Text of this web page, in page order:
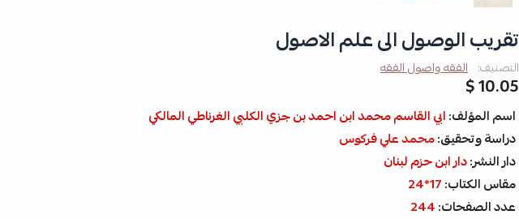
تقريب الوصول الى علم الاصول
التصنيف: الفقه واصول الفقه
10.05 $
اسم المؤلف:ابي القاسم محمد ابن احمد بن جزي الكلبي الغرناطي المالكي
دراسة وتحقيق:محمد علي فركوس
دار النشر:دار ابن حزم لبنان
مقاس الكتاب:17*24
عدد الصفحات:244